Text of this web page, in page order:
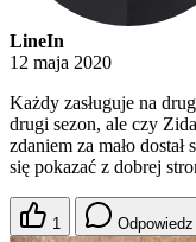
LineIn
12 maja 2020
Każdy zasługuje na
drugi sezon, ale czy
zdaniem za mało
się pokazać z dobrej
1 Odpowiedz